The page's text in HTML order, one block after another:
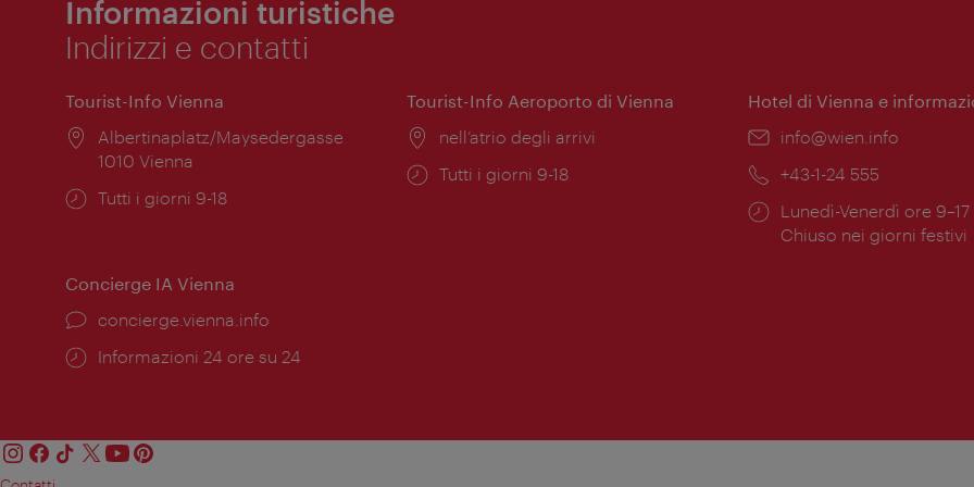
Informazioni turistiche
Indirizzi e contatti
Tourist-Info Vienna
Posizione:
Albertinaplatz/Maysedergasse
1010 Vienna
Orari
Tutti i giorni 9-18
Tourist-Info Aeroporto di Vienna
Posizione:
nell’atrio degli arrivi
Orari
Tutti i giorni 9-18
Hotel di Vienna e
Email:
info@wien.info
Telefono:
+43-1-24 555
Orari
di
Lunedì-Venerdì ore 9–17
Chiuso nei giorni festivi
Concierge IA Vienna
Ort:
concierge.vienna.info
Öffnungszeiten:
Informazioni 24 ore su 24